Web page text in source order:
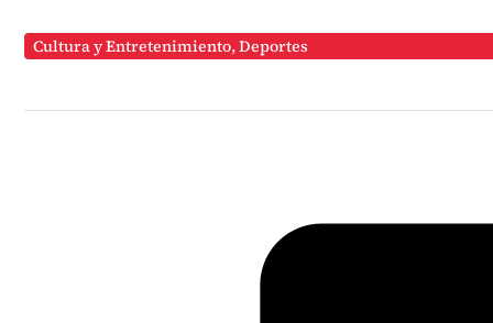
Cultura y Entretenimiento,Deportes